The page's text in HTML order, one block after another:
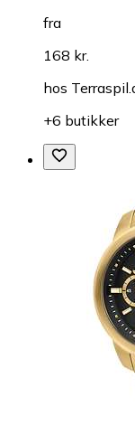
fra
168 kr.
hos
+6 butikker